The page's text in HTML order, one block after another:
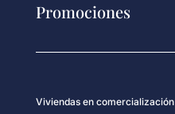
Promociones
Viviendas en comercialización